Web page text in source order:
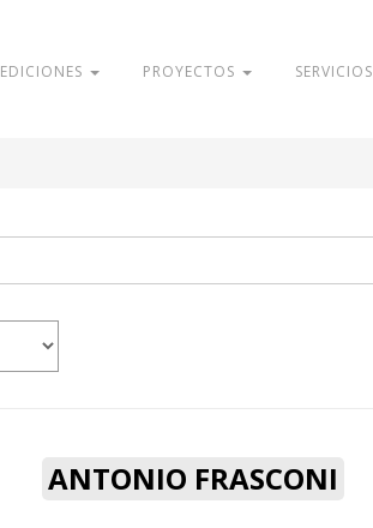
EDICIONES PROYECTOS SERVICIOS
ANTONIO FRASCONI